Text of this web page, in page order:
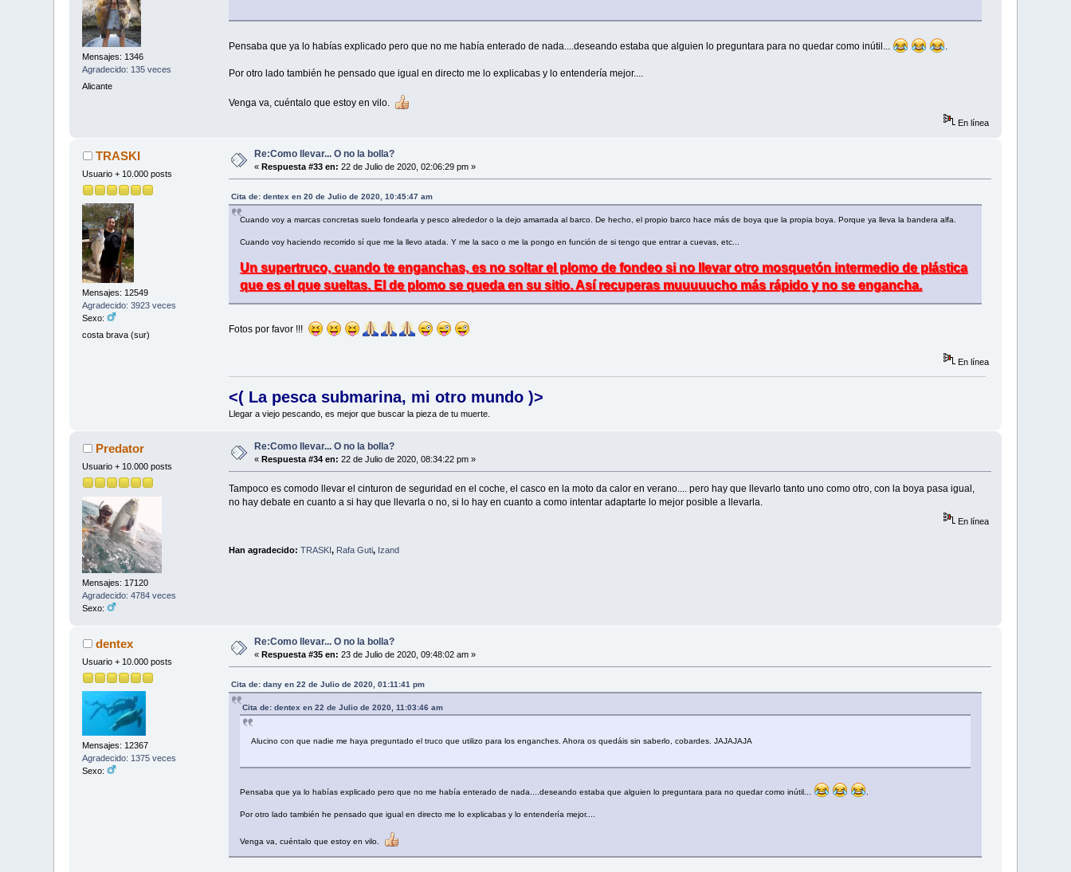
Mensajes: 1346
Agradecido: 135 veces
Alicante
Pensaba que ya lo habías explicado pero que no me había enterado de nada....deseando estaba que alguien lo preguntara para no quedar como inútil... .
Por otro lado también he pensado que igual en directo me lo explicabas y lo entendería mejor....
Venga va, cuéntalo que estoy en vilo.
En línea
TRASKI
Usuario + 10.000 posts
Mensajes: 12549
Agradecido: 3923 veces
Sexo:
costa brava (sur)
Re:Como llevar... O no la bolla?
«Respuesta #33 en: 22 de Julio de 2020, 02:06:29 pm »
Cita de: dentex en 20 de Julio de 2020, 10:45:47 am
Cuando voy a marcas concretas suelo fondearla y pesco alrededor o la dejo amarrada al barco. De hecho, el propio barco hace más de boya que la propia boya. Porque ya lleva la bandera alfa.
Cuando voy haciendo recorrido sí que me la llevo atada. Y me la saco o me la pongo en función de si tengo que entrar a cuevas, etc...
Un supertruco, cuando te enganchas, es no soltar el plomo de fondeo si no llevar otro mosquetón intermedio de plástica
que es el que sueltas. El de plomo se queda en su sitio. Así recuperas muuuuucho más rápido y no se engancha.
Fotos por favor !!!
En línea
<( La pesca submarina, mi otro mundo )>
Llegar a viejo pescando, es mejor que buscar la pieza de tu muerte.
Predator
Usuario + 10.000 posts
Mensajes: 17120
Agradecido: 4784 veces
Sexo:
Re:Como llevar... O no la bolla?
«Respuesta #34 en: 22 de Julio de 2020, 08:34:22 pm »
Tampoco es comodo llevar el cinturon de seguridad en el coche, el casco en la moto da calor en verano.... pero hay que llevarlo tanto uno como otro, con la boya pasa igual,
no hay debate en cuanto a si hay que llevarla o no, si lo hay en cuanto a como intentar adaptarte lo mejor posible a llevarla.
En línea
Han agradecido: TRASKI, Rafa Guti, Izand
dentex
Usuario + 10.000 posts
Mensajes: 12367
Agradecido: 1375 veces
Sexo:
Re:Como llevar... O no la bolla?
«Respuesta #35 en: 23 de Julio de 2020, 09:48:02 am »
Cita de: dany en 22 de Julio de 2020, 01:11:41 pm
Cita de: dentex en 22 de Julio de 2020, 11:03:46 am
Alucino con que nadie me haya preguntado el truco que utilizo para los enganches. Ahora os quedáis sin saberlo, cobardes. JAJAJAJA
Pensaba que ya lo habías explicado pero que no me había enterado de nada....deseando estaba que alguien lo preguntara para no quedar como inútil...
Por otro lado también he pensado que igual en directo me lo explicabas y lo entendería mejor....
Venga va, cuéntalo que estoy en vilo.